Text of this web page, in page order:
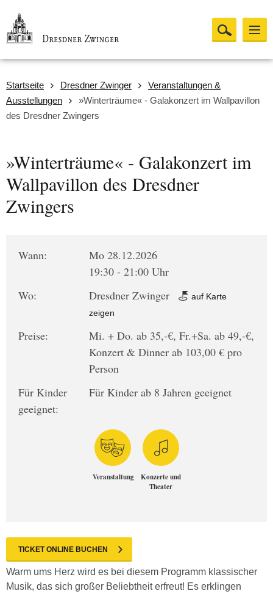
Startseite Dresdner Zwinger
Veranstaltungen &
Ausstellungen
»Winterträume« - Galakonzert im Wallpavillon
des Dresdner Zwingers
»Winterträume« - Galakonzert im
Wallpavillon des Dresdner
Zwingers
Wann:
Mo 28.12.2026
19:30 - 21:00 Uhr
Wo:
Dresdner Zwinger
auf Karte
zeigen
Preise:
Mi. + Do. ab 35,-€, Fr.+Sa. ab 49,-€,
Konzert & Dinner ab 103,00 € pro
Person
Für Kinder
geeignet:
Für Kinder ab 8 Jahren geeignet
Veranstaltung
Konzerte und
Theater
TICKET ONLINE BUCHEN
Warm ums Herz wird es bei diesem Programm klassischer
Musik, das sich großer Beliebtheit erfreut! Es erklingen